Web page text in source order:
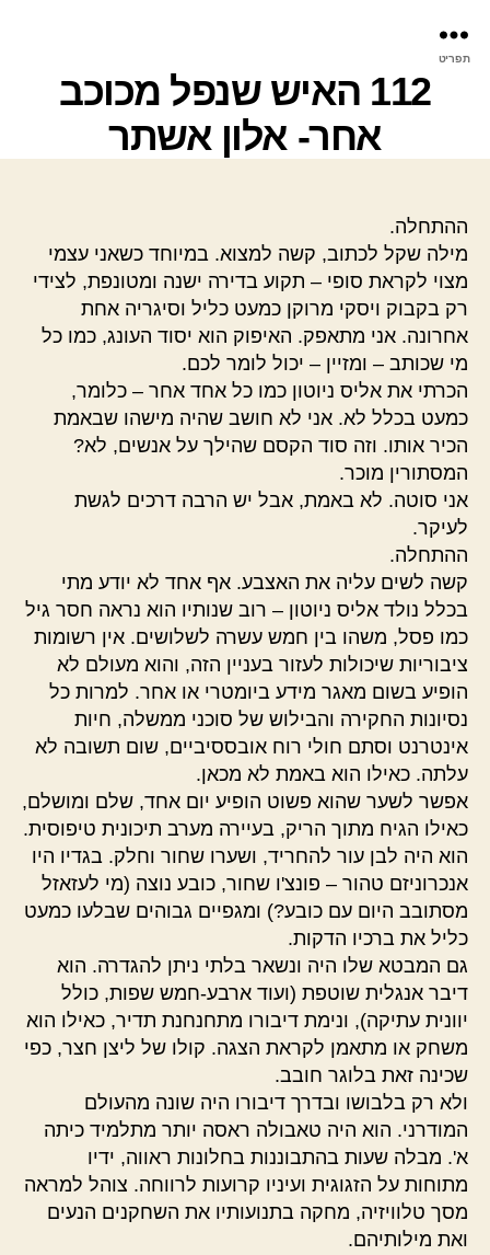
תפריט
112 האיש שנפל מכוכב
אחר- אלון אשתר
ההתחלה.
מילה שקל לכתוב, קשה למצוא. במיוחד כשאני עצמי
מצוי לקראת סופי – תקוע בדירה ישנה ומטונפת, לצידי
רק בקבוק ויסקי מרוקן כמעט כליל וסיגריה אחת
אחרונה. אני מתאפק. האיפוק הוא יסוד העונג, כמו כל
מי שכותב – ומזיין – יכול לומר לכם.
הכרתי את אליס ניוטון כמו כל אחד אחר – כלומר,
כמעט בכלל לא. אני לא חושב שהיה מישהו שבאמת
הכיר אותו. וזה סוד הקסם שהילך על אנשים, לא?
המסתורין מוכר.
אני סוטה. לא באמת, אבל יש הרבה דרכים לגשת
לעיקר.
ההתחלה.
קשה לשים עליה את האצבע. אף אחד לא יודע מתי
בכלל נולד אליס ניוטון – רוב שנותיו הוא נראה חסר גיל
כמו פסל, משהו בין חמש עשרה לשלושים. אין רשומות
ציבוריות שיכולות לעזור בעניין הזה, והוא מעולם לא
הופיע בשום מאגר מידע ביומטרי או אחר. למרות כל
נסיונות החקירה והבילוש של סוכני ממשלה, חיות
אינטרנט וסתם חולי רוח אובססיביים, שום תשובה לא
עלתה. כאילו הוא באמת לא מכאן.
אפשר לשער שהוא פשוט הופיע יום אחד, שלם ומושלם,
כאילו הגיח מתוך הריק, בעיירה מערב תיכונית טיפוסית.
הוא היה לבן עור להחריד, ושערו שחור וחלק. בגדיו היו
אנכרוניזם טהור – פונצ'ו שחור, כובע נוצה (מי לעזאזל
מסתובב היום עם כובע?) ומגפיים גבוהים שבלעו כמעט
כליל את ברכיו הדקות.
גם המבטא שלו היה ונשאר בלתי ניתן להגדרה. הוא
דיבר אנגלית שוטפת (ועוד ארבע-חמש שפות, כולל
יוונית עתיקה), ונימת דיבורו מתחנחנת תדיר, כאילו הוא
משחק או מתאמן לקראת הצגה. קולו של ליצן חצר, כפי
שכינה זאת בלוגר חובב.
ולא רק בלבושו ובדרך דיבורו היה שונה מהעולם
המודרני. הוא היה טאבולה ראסה יותר מתלמיד כיתה
א'. מבלה שעות בהתבוננות בחלונות ראווה, ידיו
מתוחות על הזגוגית ועיניו קרועות לרווחה. צוהל למראה
מסך טלוויזיה, מחקה בתנועותיו את השחקנים הנעים
ואת מילותיהם.